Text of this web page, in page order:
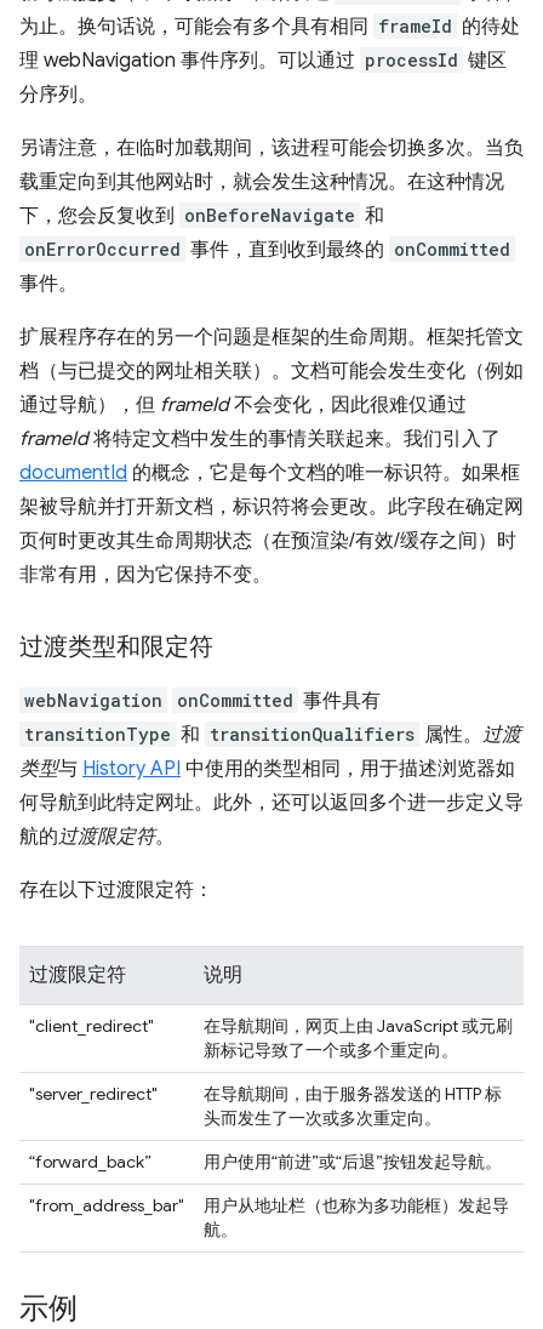
为止。换句话说，可能会有多个具有相同
frameId 的待处
理 webNavigation 事件序列。可以通过 processId 键区
分序列。
另请注意，在临时加载期间，该进程可能会切换多次。当负
载重定向到其他网站时，就会发生这种情况。在这种情况
下，您会反复收到 onBeforeNavigate 和
onErrorOccurred 事件，直到收到最终的 onCommitted
事件。
扩展程序存在的另一个问题是框架的生命周期。框架托管文
档（与已提交的网址相关联）。文档可能会发生变化（例如
通过导航），但 frameId不会变化，因此很难仅通过
frameId将特定文档中发生的事情关联起来。我们引入了
documentId 的概念，它是每个文档的唯一标识符。如果框
架被导航并打开新文档，标识符将会更改。此字段在确定网
页何时更改其生命周期状态（在预渲染/有效/缓存之间）时
非常有用，因为它保持不变。
过渡类型和限定符
webNavigation onCommitted 事件具有
transitionType 和 transitionQualifiers 属性。 过渡
类型与 History API 中使用的类型相同，用于描述浏览器如
何导航到此特定网址。此外，还可以返回多个进一步定义导
航的过渡限定符。
存在以下过渡限定符：
过渡限定符 说明
"client_redirect"
在导航期间，网页上由 JavaScript 或元刷
新标记导致了一个或多个重定向。
"server_redirect"
在导航期间，由于服务器发送的 HTTP 标
头而发生了一次或多次重定向。
“forward_back”
用户使用“前进”或“后退”按钮发起导航。
"from_address_bar"
用户从地址栏（也称为多功能框）发起导
航。
示例